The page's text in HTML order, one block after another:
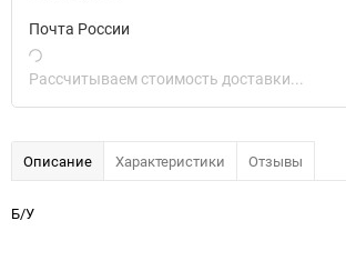
Почта России
Рассчитываем стоимость доставки...
Описание Характеристики Отзывы
Б/У